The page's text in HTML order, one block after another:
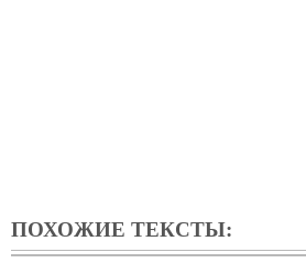
ПОХОЖИЕ ТЕКСТЫ: